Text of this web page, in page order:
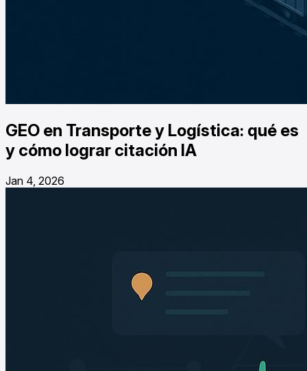
GEO en Transporte y Logística: qué es
y cómo lograr citación IA
Jan 4, 2026